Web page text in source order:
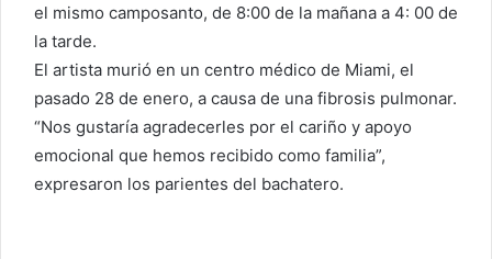
el mismo camposanto, de 8:00 de la mañana a 4: 00 de
la tarde.
El artista murió en un centro médico de Miami, el
pasado 28 de enero, a causa de una fibrosis pulmonar.
“Nos gustaría agradecerles por el cariño y apoyo
emocional que hemos recibido como familia”,
expresaron los parientes del bachatero.